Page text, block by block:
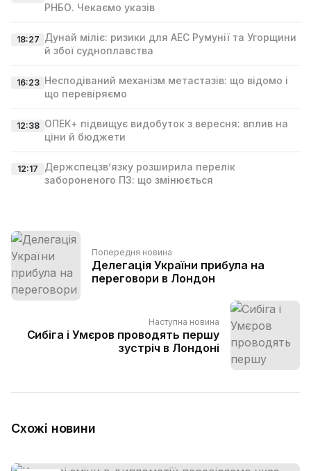
РНБО. Чекаємо указів
18:27 Дунай міліє: ризики для АЕС Румунії та Угорщини
й збої судноплавства
16:23 Несподіваний механізм метастазів: що відомо і
що перевіряємо
12:38 ОПЕК+ підвищує видобуток з вересня: вплив на
ціни й бюджети
12:17
Держспецзв’язку розширила перелік
забороненого ПЗ: що змінюється
Попередня новина
Делегація України прибула на
переговори в Лондон
Наступна новина
Сибіга і Умєров проводять першу
зустріч в Лондоні
Схожі новини